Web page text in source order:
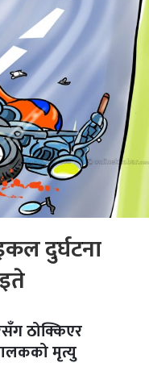
दुर्घटना
ठोक्किएर
मृत्यु